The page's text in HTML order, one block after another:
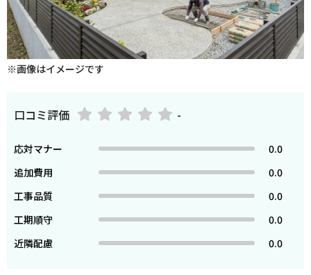
※画像はイメージです
口コミ評価 -
応対マナー
0.0
追加費用
0.0
工事品質
0.0
工期順守
0.0
近隣配慮
0.0